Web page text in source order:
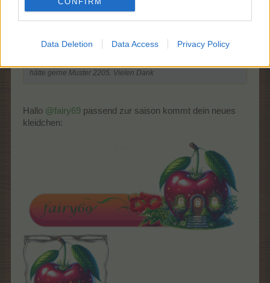
Data Deletion Data Access Privacy Policy
Zitat von fairy69:↑
hätte gerne Muster 2205. Vielen Dank
Hallo @fairy69 passend zur saison kommt dein neues
kleidchen: